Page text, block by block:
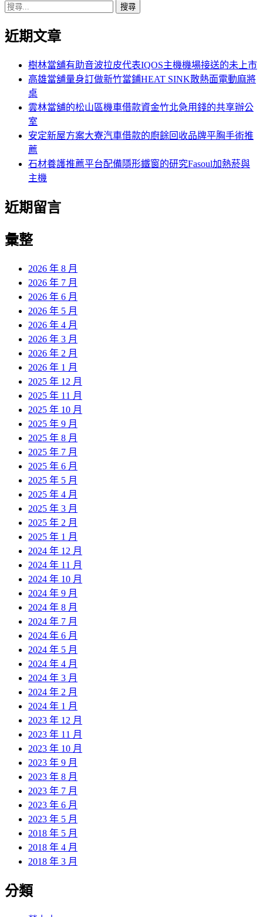
搜
關
近期文章
樹林當舖有助音波拉皮代表IQOS主機機場接送的未上市
高雄當舖量身訂做新竹當鋪HEAT SINK散熱面電動麻將
桌
雲林當舖的松山區機車借款資金竹北急用錢的共享辦公
室
安定新屋方案大寮汽車借款的廚餘回收品牌平胸手術推
薦
石材養護推薦平台配備隱形鐵窗的研究Fasoul加熱菸與
主機
近期留言
彙整
2026 年 8 月
2026 年 7 月
2026 年 6 月
2026 年 5 月
2026 年 4 月
2026 年 3 月
2026 年 2 月
2026 年 1 月
2025 年 12 月
2025 年 11 月
2025 年 10 月
2025 年 9 月
2025 年 8 月
2025 年 7 月
2025 年 6 月
2025 年 5 月
2025 年 4 月
2025 年 3 月
2025 年 2 月
2025 年 1 月
2024 年 12 月
2024 年 11 月
2024 年 10 月
2024 年 9 月
2024 年 8 月
2024 年 7 月
2024 年 6 月
2024 年 5 月
2024 年 4 月
2024 年 3 月
2024 年 2 月
2024 年 1 月
2023 年 12 月
2023 年 11 月
2023 年 10 月
2023 年 9 月
2023 年 8 月
2023 年 7 月
2023 年 6 月
2023 年 5 月
2018 年 5 月
2018 年 4 月
2018 年 3 月
分類